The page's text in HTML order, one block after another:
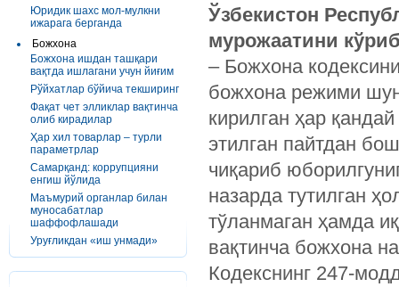
Юридик шахс мол-мулкни
ижарага берганда
Божхона
Божхона ишдан ташқари
вақтда ишлагани учун йиғим
Рўйхатлар бўйича текширинг
Фақат чет элликлар вақтинча
олиб кирадилар
Ҳар хил товарлар – турли
параметрлар
Самарқанд: коррупцияни
енгиш йўлида
Маъмурий органлар билан
муносабатлар
шаффофлашади
Уруғликдан «иш унмади»
Ўзбекистон
мурожаатини
– Божхона
божхона режими
кирилган ҳар
этилган пайтдан
чиқариб
назарда тутилган
тўланмаган ҳамда
вақтинча божхона
Кодекснинг 247-